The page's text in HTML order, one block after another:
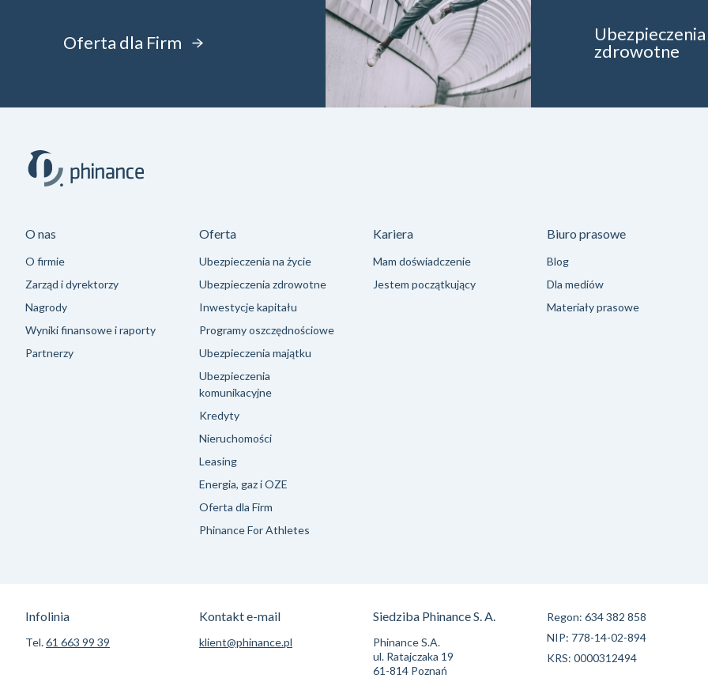
Oferta dla Firm
Ubezpieczenia
zdrowotne
O nas
O firmie
Zarząd i dyrektorzy
Nagrody
Wyniki finansowe i raporty
Partnerzy
Oferta
Ubezpieczenia na życie
Ubezpieczenia zdrowotne
Inwestycje kapitału
Programy oszczędnościowe
Ubezpieczenia majątku
Ubezpieczenia
komunikacyjne
Kredyty
Nieruchomości
Leasing
Energia, gaz i OZE
Oferta dla Firm
Phinance For Athletes
Kariera
Mam doświadczenie
Jestem początkujący
Biuro prasowe
Blog
Dla mediów
Materiały prasowe
Infolinia
Tel.61 663 99 39
Kontakt e-mail
klient@phinance.pl
Siedziba Phinance S. A.
Phinance S.A.
ul. Ratajczaka 19
61-814 Poznań
Regon: 634 382 858
NIP: 778-14-02-894
KRS: 0000312494